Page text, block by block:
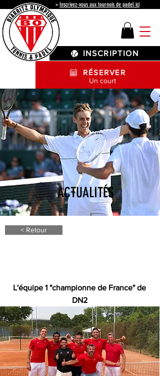
RÉSERVER
INSCRIPTION
Un court
» Inscrivez-vous aux tournois de padel ici
ACTUALITÉS
< Retour
L'équipe 1 "championne de France" de
DN2